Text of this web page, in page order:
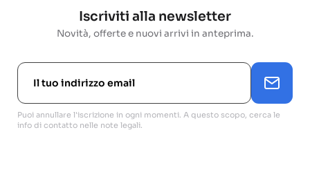
Iscriviti alla newsletter
Novità, offerte e nuovi arrivi in anteprima.
Puoi annullare l'iscrizione in ogni momenti. A questo scopo, cerca le
info di contatto nelle note legali.